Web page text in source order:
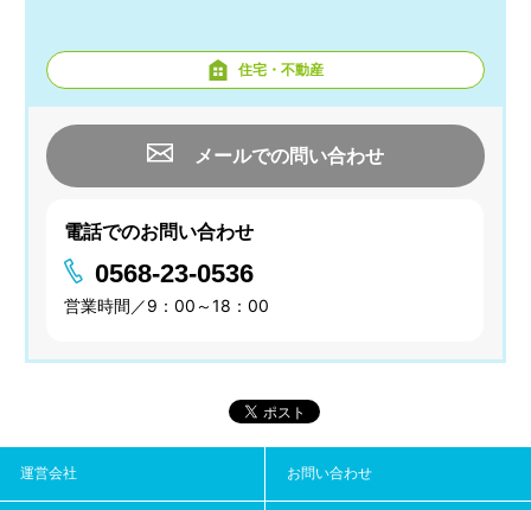
住宅・不動産
メールでの問い合わせ
電話でのお問い合わせ
0568-23-0536
営業時間／9：00～18：00
運営会社 お問い合わせ